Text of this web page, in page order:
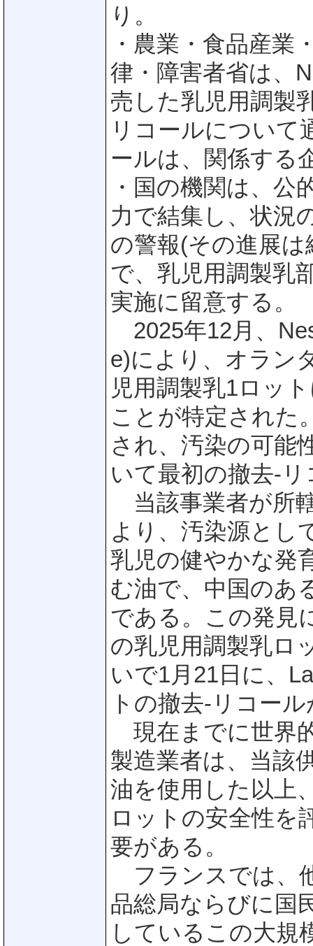
り。
・農業・食品産業
律・障害者省は、
売した乳児用調製
リコールについて
ールは、関係する
・国の機関は、公
力で結集し、状況
の警報(その進展
で、乳児用調製乳
実施に留意する。
2025年12月、
e)により、オラン
児用調製乳1ロッ
ことが特定された
され、汚染の可能
いて最初の撤去-
当該事業者が所
より、汚染源とし
乳児の健やかな発
む油で、中国のあ
である。この発見
の乳児用調製乳ロ
いで1月21日に、
トの撤去-リコー
現在までに世界
製造業者は、当該
油を使用した以上
ロットの安全性を
要がある。
フランスでは、
品総局ならびに国
しているこの大規